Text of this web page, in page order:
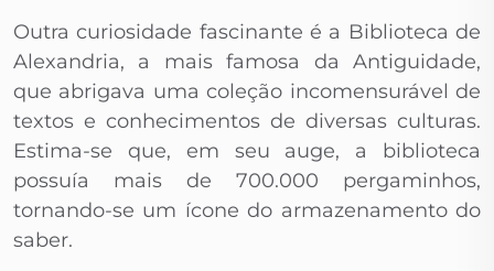
Outra curiosidade fascinante é a Biblioteca de
Alexandria, a mais famosa da Antiguidade,
que abrigava uma coleção incomensurável de
textos e conhecimentos de diversas culturas.
Estima-se que, em seu auge, a biblioteca
possuía mais de 700.000 pergaminhos,
tornando-se um ícone do armazenamento do
saber.